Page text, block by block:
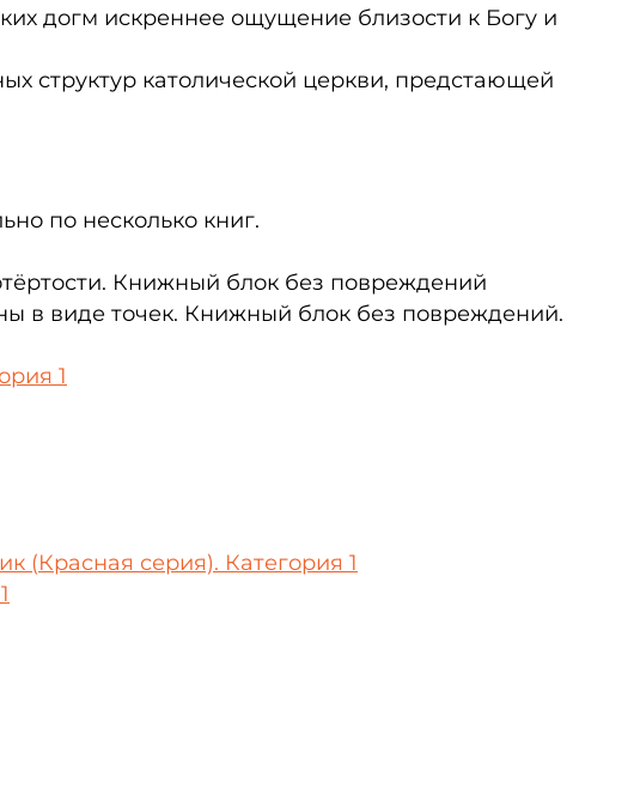
догм искреннее ощущение близости к Богу и
структур католической церкви, предстающей
по несколько книг.
Книжный блок без повреждений
в виде точек. Книжный блок без повреждений.
1
(Красная серия). Категория 1